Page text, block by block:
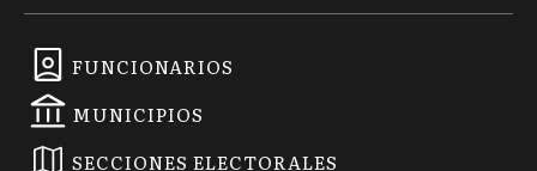
FUNCIONARIOS
MUNICIPIOS
SECCIONES ELECTORALES